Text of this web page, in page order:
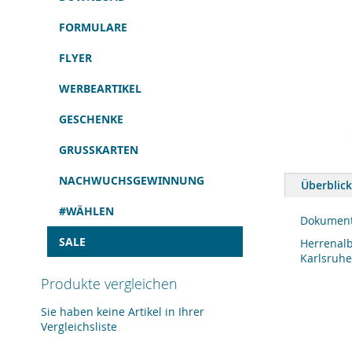
Anfang
springen
Überblick
FORMULARE
FLYER
WERBEARTIKEL
GESCHENKE
GRUSSKARTEN
NACHWUCHSGEWINNUNG
#WÄHLEN
SALE
Produkte vergleichen
Sie haben keine Artikel in Ihrer
Vergleichsliste